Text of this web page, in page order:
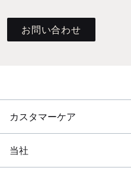
お問い合わせ
カスタマーケア
当社